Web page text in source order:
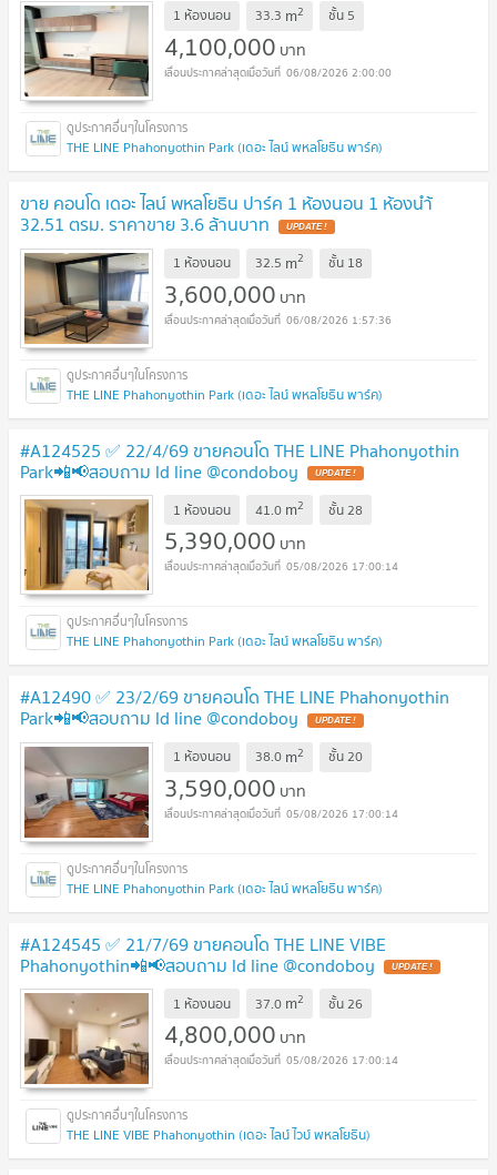
1 ห้องนอน 33.3 m2 ชั้น 5
4,100,000 บาท
06/08/2026 2:00:00
THE LINE Phahonyothin Park (เดอะ ไลน์ พหลโยธิน พาร์ค)
ขาย คอนโด เดอะ ไลน์ พหลโยธิน ปาร์ค 1 ห้องนอน 1 ห้องนำ้
32.51 ตรม. ราคาขาย 3.6 ล้านบาท UPDATE !
1 ห้องนอน 32.5 m2 ชั้น 18
3,600,000 บาท
06/08/2026 1:57:36
THE LINE Phahonyothin Park (เดอะ ไลน์ พหลโยธิน พาร์ค)
#A124525 ✅ 22/4/69 ขายคอนโด THE LINE Phahonyothin
Park📲📢สอบถาม ld line @condoboy UPDATE !
1 ห้องนอน 41.0 m2 ชั้น28
5,390,000 บาท
05/08/2026 17:00:14
THE LINE Phahonyothin Park (เดอะ ไลน์ พหลโยธิน พาร์ค)
#A12490 ✅ 23/2/69 ขายคอนโด THE LINE Phahonyothin
Park📲📢สอบถาม ld line @condoboy UPDATE !
1 ห้องนอน 38.0 m2 ชั้น20
3,590,000 บาท
05/08/2026 17:00:14
THE LINE Phahonyothin Park (เดอะ ไลน์ พหลโยธิน พาร์ค)
#A124545 ✅ 21/7/69 ขายคอนโด THE LINE VIBE
Phahonyothin📲📢สอบถาม ld line @condoboy UPDATE !
1 ห้องนอน 37.0 m2 ชั้น26
4,800,000 บาท
05/08/2026 17:00:14
THE LINE VIBE Phahonyothin (เดอะ ไลน์ ไวบ์ พหลโยธิน)